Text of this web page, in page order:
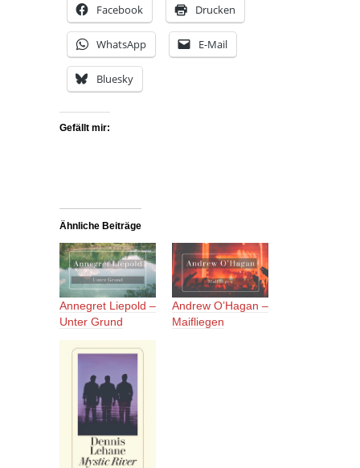
Facebook Drucken
WhatsApp E-Mail
Bluesky
Gefällt mir:
Ähnliche Beiträge
Annegret Liepold –
Unter Grund
Andrew O’Hagan –
Maifliegen